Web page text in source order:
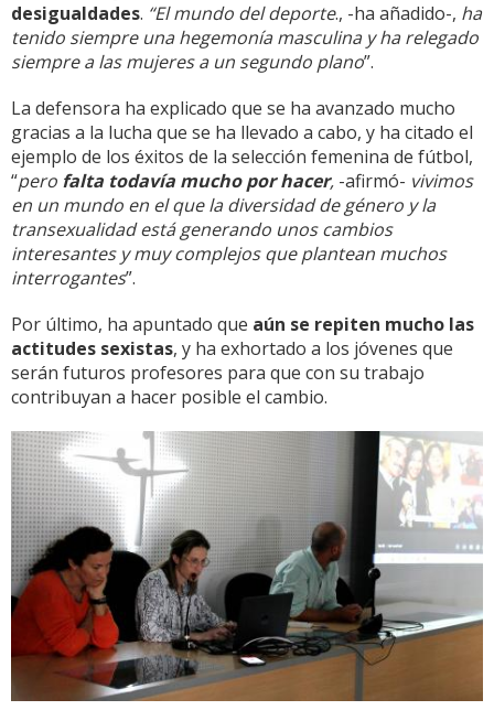
desigualdades. “El mundo del deporte., -ha añadido-, ha
tenido siempre una hegemonía masculina y ha relegado
siempre a las mujeres a un segundo plano”.
La defensora ha explicado que se ha avanzado mucho
gracias a la lucha que se ha llevado a cabo, y ha citado el
ejemplo de los éxitos de la selección femenina de fútbol,
“pero falta todavía mucho por hacer, -afirmó- vivimos
en un mundo en el que la diversidad de género y la
transexualidad está generando unos cambios
interesantes y muy complejos que plantean muchos
interrogantes”.
Por último, ha apuntado que aún se repiten mucho las
actitudes sexistas, y ha exhortado a los jóvenes que
serán futuros profesores para que con su trabajo
contribuyan a hacer posible el cambio.